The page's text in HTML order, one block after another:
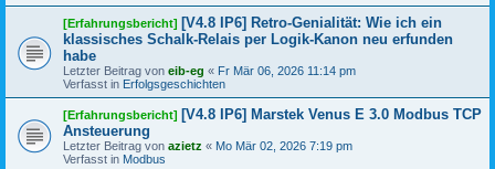
[Erfahrungsbericht] [V4.8 IP6] Retro-Genialität: Wie ich ein
klassisches Schalk-Relais per Logik-Kanon neu erfunden
habe
Letzter Beitrag von eib-eg « Fr Mär 06, 2026 11:14 pm
Verfasst in Erfolgsgeschichten
[Erfahrungsbericht] [V4.8 IP6] Marstek Venus E 3.0 Modbus TCP
Ansteuerung
Letzter Beitrag von azietz « Mo Mär 02, 2026 7:19 pm
Verfasst in Modbus